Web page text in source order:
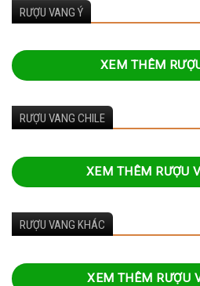
RƯỢU VANG Ý
XEM THÊM
RƯỢU VANG CHILE
XEM THÊM RƯỢU
RƯỢU VANG KHÁC
XEM THÊM RƯỢU